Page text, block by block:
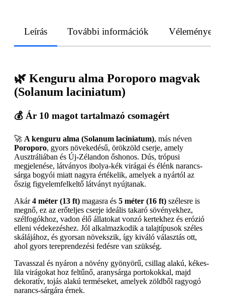
Leírás További információk Vélemények
🌿 Kenguru alma Poroporo magvak
(Solanum laciniatum)
💰 Ár 10 magot tartalmazó csomagért
🚀 A kenguru alma (Solanum laciniatum), más néven
Poroporo, gyors növekedésű, örökzöld cserje, amely
Ausztráliában és Új-Zélandon őshonos. Dús, trópusi
megjelenése, látványos ibolya-kék virágai és élénk narancs-
sárga bogyói miatt nagyra értékelik, amelyek a nyártól az
őszig figyelemfelkeltő látványt nyújtanak.
Akár4 méter (13 ft) magasra és 5 méter (16 ft) szélesre is
megnő, ez az erőteljes cserje ideális takaró sövényekhez,
szélfogókhoz, vadon élő állatokat vonzó kertekhez és erózió
elleni védekezéshez. Jól alkalmazkodik a talajtípusok széles
skálájához, és gyorsan növekszik, így kiváló választás ott,
ahol gyors tereprendezési fedésre van szükség.
Tavasszal és nyáron a növény gyönyörű, csillag alakú, kékes-
lila virágokat hoz feltűnő, aranysárga portokokkal, majd
dekoratív, tojás alakú terméseket, amelyek zöldből ragyogó
narancs-sárgára érnek.